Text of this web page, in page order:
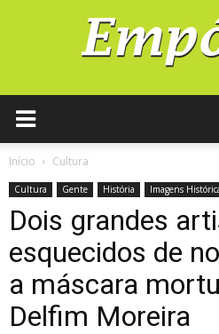
Início Cultura
Cultura Gente História Imagens
Dois grandes
esquecidos de
a máscara
Delfim Moreira